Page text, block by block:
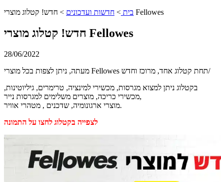
בית > חדשות ועדכונים > חדש! קטלוג מוצרי Fellowes
חדש! קטלוג מוצרי Fellowes
28/06/2022
מעתה, ניתן לצפות בכל מוצרי Fellowes תחת קטלוג אחד, מרוכז וחדש/
בקטלוג ניתן למצוא מגרסות, מכשירי למינציה, טרימרים, גיליוטינות,
מכשירי כריכה, מוצרים משלימים למגרסות נייר,
מוצרי ארגונומיה, שדכנים , מטהרי אוויר.
לצפייה בקטלוג לחצו על התמונה